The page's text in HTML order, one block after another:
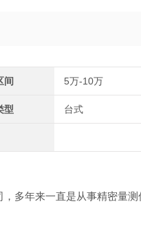
间 5万-10万
型 台式
多年来一直是从事精密量